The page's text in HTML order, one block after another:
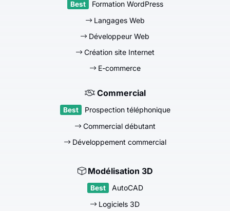
Formation WordPress
Langages Web
Développeur Web
Création site Internet
E-commerce
Commercial
Prospection téléphonique
Commercial débutant
Développement commercial
Modélisation 3D
AutoCAD
Logiciels 3D